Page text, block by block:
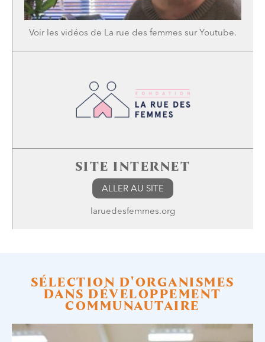
Voir les vidéos de La rue des femmes surYoutube.
SITE INTERNET
ALLER AU SITE
laruedesfemmes.org
SÉLECTION D'ORGANISMES
DANS DÉVELOPPEMENT
COMMUNAUTAIRE